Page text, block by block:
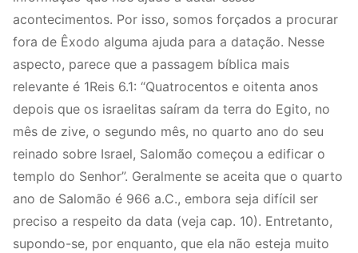
acontecimentos. Por isso, somos forçados a procurar
fora de Êxodo alguma ajuda para a datação. Nesse
aspecto, parece que a passagem bíblica mais
relevante é 1Reis 6.1: “Quatrocentos e oitenta anos
depois que os israelitas saíram da terra do Egito, no
mês de zive, o segundo mês, no quarto ano do seu
reinado sobre Israel, Salomão começou a edificar o
templo do Senhor”. Geralmente se aceita que o quarto
ano de Salomão é 966 a.C., embora seja difícil ser
preciso a respeito da data (veja cap. 10). Entretanto,
supondo-se, por enquanto, que ela não esteja muito